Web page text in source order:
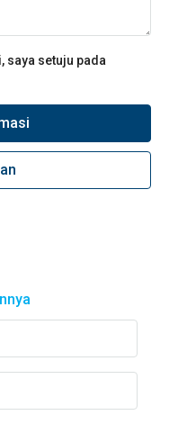
saya setuju pada